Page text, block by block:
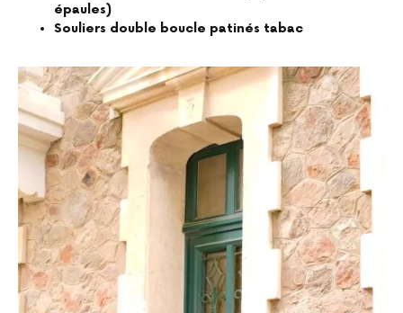
épaules)
Souliers double boucle patinés tabac